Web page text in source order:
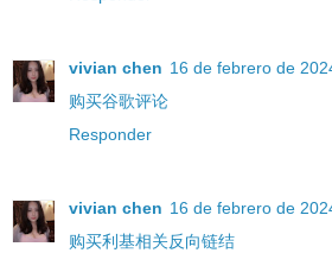
vivian chen 16 de febrero de
购买谷歌评论
Responder
vivian chen 16 de febrero de
购买利基相关反向链结